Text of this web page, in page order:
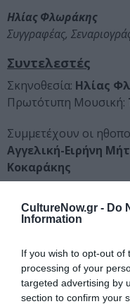
CultureNow.gr - Do
Information
If you wish to opt-out of
processing of your
targeted advertising by
section to confirm your
Ηλίας Φλωράκης
Συγγραφέας,
Συντελεστές
Σκηνοθεσία: Ηλίας
Πρωτότυπη Μουσική:
Συμμετέχουν οι
Αγγελική-Ειρήνη
Κοκαράκης
Ημερομηνία:
21/05/2018